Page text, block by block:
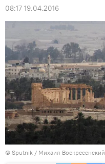
08:17 19.04.2016
© Sputnik / Михаил Воскресенский